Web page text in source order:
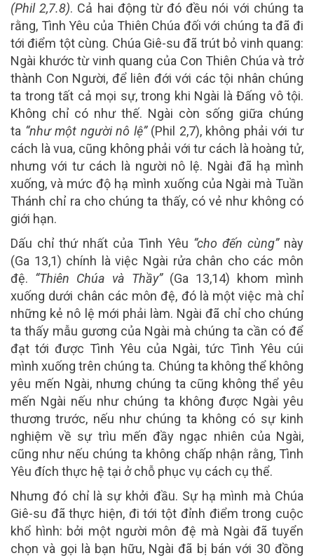
(Phil 2,7.8). Cả hai động từ đó đều nói với chúng ta
rằng, Tình Yêu của Thiên Chúa đối với chúng ta đã đi
tới điểm tột cùng. Chúa Giê-su đã trút bỏ vinh quang:
Ngài khước từ vinh quang của Con Thiên Chúa và trở
thành Con Người, để liên đới với các tội nhân chúng
ta trong tất cả mọi sự, trong khi Ngài là Đấng vô tội.
Không chỉ có như thế. Ngài còn sống giữa chúng
ta “như một người nô lệ”(Phil 2,7), không phải với tư
cách là vua, cũng không phải với tư cách là hoàng tử,
nhưng với tư cách là người nô lệ. Ngài đã hạ mình
xuống, và mức độ hạ mình xuống của Ngài mà Tuần
Thánh chỉ ra cho chúng ta thấy, có vẻ như không có
giới hạn.
Dấu chỉ thứ nhất của Tình Yêu “cho đến cùng”này
(Ga 13,1) chính là việc Ngài rửa chân cho các môn
đệ. “Thiên Chúa và Thầy”(Ga 13,14) khom mình
xuống dưới chân các môn đệ, đó là một việc mà chỉ
những kẻ nô lệ mới phải làm. Ngài đã chỉ cho chúng
ta thấy mẫu gương của Ngài mà chúng ta cần có để
đạt tới được Tình Yêu của Ngài, tức Tình Yêu cúi
mình xuống trên chúng ta. Chúng ta không thể không
yêu mến Ngài, nhưng chúng ta cũng không thể yêu
mến Ngài nếu như chúng ta không được Ngài yêu
thương trước, nếu như chúng ta không có sự kinh
nghiệm về sự trìu mến đầy ngạc nhiên của Ngài,
cũng như nếu chúng ta không chấp nhận rằng, Tình
Yêu đích thực hệ tại ở chỗ phục vụ cách cụ thể.
Nhưng đó chỉ là sự khởi đầu. Sự hạ mình mà Chúa
Giê-su đã thực hiện, đi tới tột đỉnh điểm trong cuộc
khổ hình: bởi một người môn đệ mà Ngài đã tuyển
chọn và gọi là bạn hữu, Ngài đã bị bán với 30 đồng